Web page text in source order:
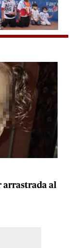
arrastrada al